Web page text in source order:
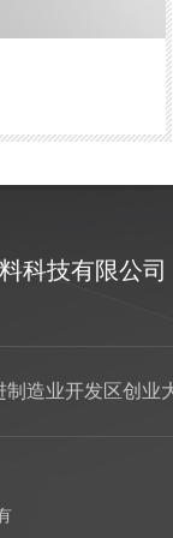
科技有限公司
造业开发区创业